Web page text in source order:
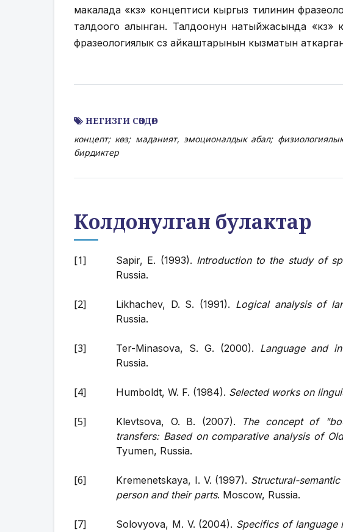
макалада «көз» концептиси кыргыз тилинин
талдоого алынган. Талдоонун натыйжасында
фразеологиялык сөз айкаштарынын кызматын аткарган
НЕГИЗГИ СӨЗДӨР
концепт; көз; маданият, эмоционалдык абал;
бирдиктер
Колдонулган булактар
Sapir, E. (1993). Introduction to the study of
Russia.
Likhachev, D. S. (1991). Logical analysis of
Russia.
Ter-Minasova, S. G. (2000). Language and
Russia.
Humboldt, W. F. (1984). Selected works on
Klevtsova, O. B. (2007).
The concept of
transfers: Based on comparative analysis of
Tyumen, Russia.
Kremenetskaya, I. V. (1997). Structural-
person and their parts. Moscow, Russia.
Solovyova, M. V. (2004). Specifics of language